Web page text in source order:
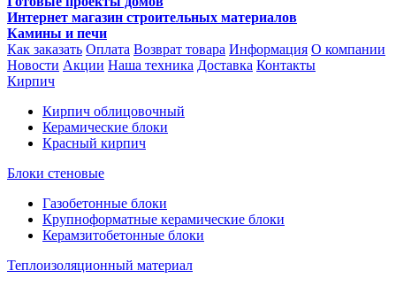
Интернет магазин строительных материалов
Камины и печи
Как заказать Оплата Возврат товара Информация О компании
Новости Акции Наша техника Доставка Контакты
Кирпич
Кирпич облицовочный
Керамические блоки
Красный кирпич
Блоки стеновые
Газобетонные блоки
Крупноформатные керамические блоки
Керамзитобетонные блоки
Теплоизоляционный материал